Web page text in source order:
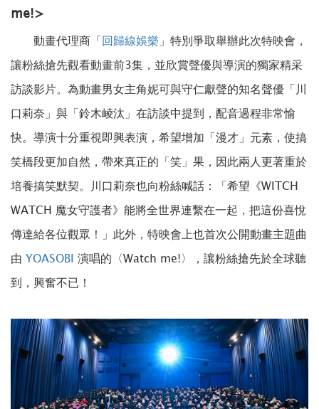
me!>
動畫代理商「回歸線娛樂 」特別爭取舉辦此次特映會，
讓粉絲搶先觀看動畫前3集，並欣賞聲優與導演的獨家精采
訪談影片。為動畫男女主角妮可與守仁獻聲的知名聲優「川
口莉奈」與「鈴木崚汰」在訪談中提到，配音過程非常愉
快。導演十分重視即興表演，希望增加「漫才」元素，使搞
笑橋段更加自然，帶來真正的「笑」果，因此兩人更著重於
培養搞笑默契。川口莉奈也向粉絲喊話：「希望《WITCH
WATCH 魔女守護者》能將全世界連繫在一起，把這份喜悅
傳達給各位觀眾！」此外，特映會上也首次公開動畫主題曲
由 YOASOBI 演唱的〈Watch me!〉，讓粉絲搶先於全球聽
到，興奮不已！